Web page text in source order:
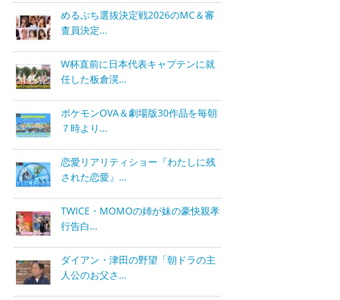
めるぷち選抜決定戦2026のMC＆審
査員決定…
W杯直前に日本代表キャプテンに就
任した板倉滉…
ポケモンOVA＆劇場版30作品を毎朝
７時より…
恋愛リアリティショー『わたしに残
された恋愛』…
TWICE・MOMOの姉が妹の豪快親孝
行告白…
ダイアン・津田の野望「朝ドラの主
人公のお父さ…